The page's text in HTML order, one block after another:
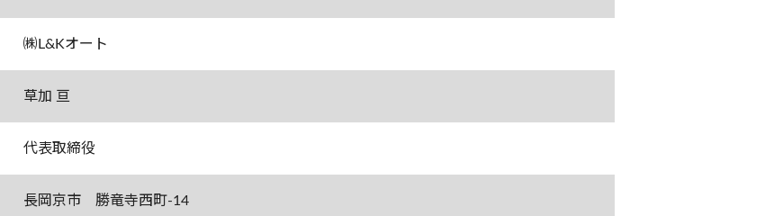
㈱L&Kオート
草加 亘
代表取締役
長岡京市 勝竜寺西町-14